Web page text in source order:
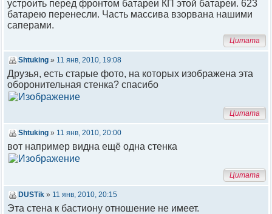
устроить перед фронтом батареи КП этой батареи. 623
батарею перенесли. Часть массива взорвана нашими
саперами.
Цитата
Shtuking » 11 янв, 2010, 19:08
Друзья, есть старые фото, на которых изображена эта
оборонительная стенка? спасибо
Цитата
Shtuking » 11 янв, 2010, 20:00
вот например видна ещё одна стенка
Цитата
DUSTik » 11 янв, 2010, 20:15
Эта стена к бастиону отношение не имеет.